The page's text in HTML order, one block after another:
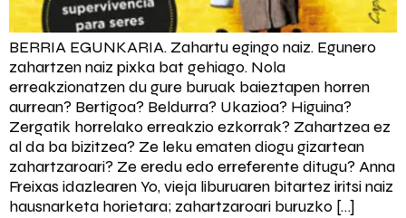
BERRIA EGUNKARIA. Zahartu egingo naiz. Egunero
zahartzen naiz pixka bat gehiago. Nola
erreakzionatzen du gure buruak baieztapen horren
aurrean? Bertigoa? Beldurra? Ukazioa? Higuina?
Zergatik horrelako erreakzio ezkorrak? Zahartzea ez
al da ba bizitzea? Ze leku ematen diogu gizartean
zahartzaroari? Ze eredu edo erreferente ditugu? Anna
Freixas idazlearen Yo, vieja liburuaren bitartez iritsi naiz
hausnarketa horietara; zahartzaroari buruzko […]